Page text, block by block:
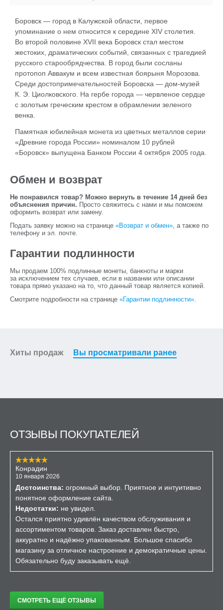
Боровск — город в Калужской области, первое
упоминание о нем относится к середине XIV столетия.
Во второй половине XVII века Боровск стал местом
жестоких, драматических событий, связанных с трагедией
русского старообрядчества. В город были сосланы
протопоп Аввакум и всем известная боярыня Морозова.
Среди достопримечательностей Боровска — дом-музей
К. Э. Циолковского . На гербе города — червленое сердце
с золотым греческим крестом в обрамлении зеленого
венка.
Памятная юбилейная монета из цветных металлов серии
«Древние города России» номиналом 10 рублей
«Боровск» выпущена Банком России 4 октября 2005 года.
Обмен и возврат
Не понравился товар? Можно вернуть в течение 14 дней без
объяснения причин. Просто свяжитесь с нами и мы поможем
оформить возврат или замену.
Подать заявку можно на странице «Возврат и обмен», а также по
телефону и эл. почте.
Гарантии подлинности
Мы продаем 100% подлинные монеты, банкноты и марки
за исключением тех случаев, если в названии или описании
товара прямо указано на то, что данный товар является копией.
Смотрите подробности на странице «Гарантии подлинности».
Хиты продаж Вы просматривали ранее
ОТЗЫВЫ ПОКУПАТЕЛЕЙ
Конрадин
10 января 2026
Достоинства: огромный выбор. Приятное и интуитивно
понятное оформление сайта.
Недостатки: не увидел.
Остался приятно удивлён качеством обслуживания и
ассортиментом товаров. Заказ доставлен быстро,
аккуратно и надёжно упакованным. Большое спасибо
магазину за отличное настроение и демократичные цены.
Обязательно буду заказывать ещё.
СМОТРЕТЬ ЕЩЁ ОТЗЫВЫ